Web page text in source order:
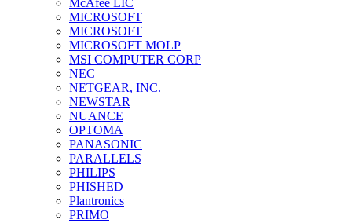
MICROSOFT
MICROSOFT
MICROSOFT MOLP
MSI COMPUTER CORP
NEC
NETGEAR, INC.
NEWSTAR
NUANCE
OPTOMA
PANASONIC
PARALLELS
PHILIPS
PHISHED
Plantronics
PRIMO